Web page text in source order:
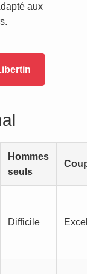
aux
Hommes
seuls
Difficile